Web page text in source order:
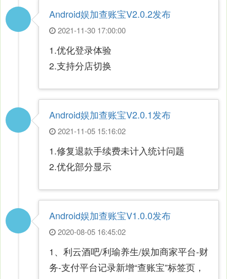
Android娱加查账宝V2.0.2发布
2021-11-30 17:00:00
1.优化登录体验
2.支持分店切换
Android娱加查账宝V2.0.1发布
2021-11-05 15:16:02
1.修复退款手续费未计入统计问题
2.优化部分显示
Android娱加查账宝V1.0.0发布
2020-08-05 16:45:02
1、利云酒吧/利瑜养生/娱加商家平台-财
务-支付平台记录新增“查账宝”标签页，